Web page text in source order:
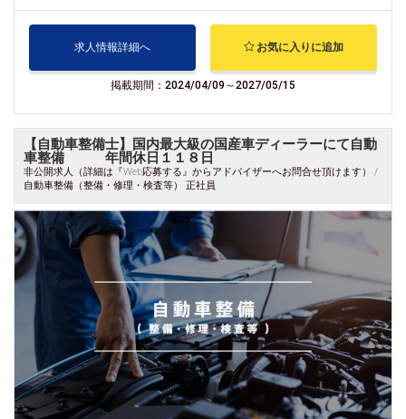
求人情報詳細へ お気に入りに追加
掲載期間：2024/04/09～2027/05/15
【自動車整備士】国内最大級の国産車ディーラーにて自動
車整備 年間休日１１８日
非公開求人（詳細は『Web応募する』からアドバイザーへお問合せ頂けます） /
自動車整備（整備・修理・検査等） 正社員